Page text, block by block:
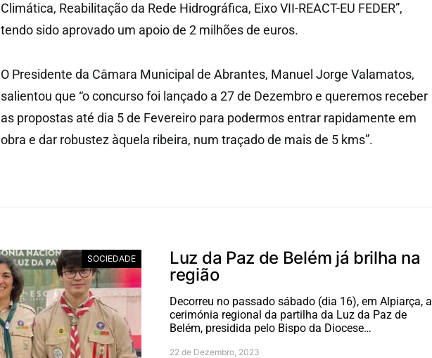
Climática, Reabilitação da Rede Hidrográfica, Eixo VII-REACT-EU FEDER”,
tendo sido aprovado um apoio de 2 milhões de euros.
O Presidente da Câmara Municipal de Abrantes, Manuel Jorge Valamatos,
salientou que “o concurso foi lançado a 27 de Dezembro e queremos receber
as propostas até dia 5 de Fevereiro para podermos entrar rapidamente em
obra e dar robustez àquela ribeira, num traçado de mais de 5 kms”.
SOCIEDADE
Luz da Paz de Belém já brilha na
região
Decorreu no passado sábado (dia 16), em Alpiarça, a
cerimónia regional da partilha da Luz da Paz de
Belém, presidida pelo Bispo da Diocese…
22 de Dezembro, 2023